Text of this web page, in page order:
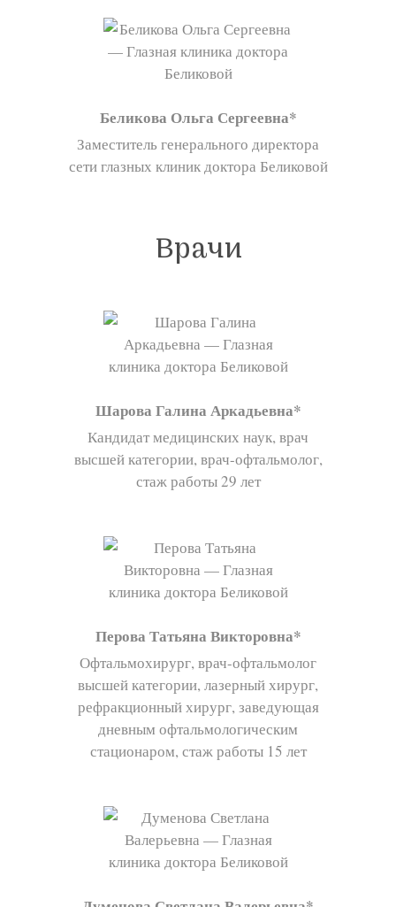
Беликова Ольга Сергеевна
Заместитель генерального директора
сети глазных клиник доктора Беликовой
Врачи
Шарова Галина Аркадьевна
Кандидат медицинских наук, врач
высшей категории, врач-офтальмолог,
стаж работы 29 лет
Перова Татьяна Викторовна
Офтальмохирург, врач-офтальмолог
высшей категории, лазерный хирург,
рефракционный хирург, заведующая
дневным офтальмологическим
стационаром, стаж работы 15 лет